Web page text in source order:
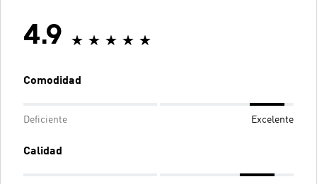
4.9
Comodidad
Deficiente Excelente
Calidad